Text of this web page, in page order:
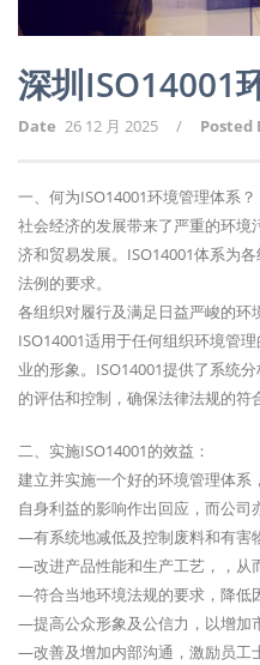
深圳ISO14001
Date 26 12 月 2025 / Posted
一、何为ISO14001环境管理体系？
社会经济的发展带来了严重的环
济和贸易发展。ISO14001体系为
法例的要求。
各组织对履行及满足日益严峻的
ISO14001适用于任何组织环境管
业的形象。ISO14001提供了系统
的评估和控制，确保法律法规的
二、实施ISO14001的效益：
建立并实施一个好的环境管理体
自身利益的影响作出回应，而公
—有系统地减低及控制废料和有害
—改进产品性能和生产工艺，，从
—符合当地环境法规的要求，降低
—提高公众形象及公信力，以增加
—改善及增加内部沟通，激励员工